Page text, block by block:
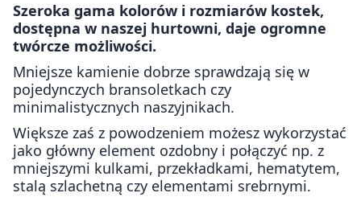
Szeroka gama kolorów i rozmiarów kostek,
dostępna w naszej hurtowni, daje ogromne
twórcze możliwości.
Mniejsze kamienie dobrze sprawdzają się w
pojedynczych bransoletkach czy
minimalistycznych naszyjnikach.
Większe zaś z powodzeniem możesz wykorzystać
jako główny element ozdobny i połączyć np. z
mniejszymi kulkami, przekładkami, hematytem,
stalą szlachetną czy elementami srebrnymi.